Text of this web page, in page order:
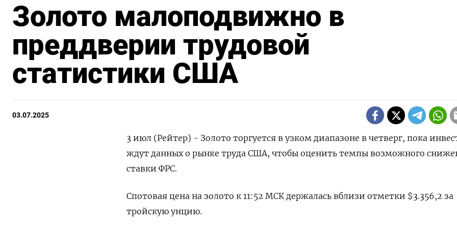
Золото малоподвижно в
преддверии трудовой
статистики США
03.07.2025
3 июл (Рейтер) - Золото торгуется в узком диапазоне в четверг, пока
ждут данных о рынке труда США, чтобы оценить темпы возможного
ставки ФРС.
Спотовая цена на золото к 11:52 МСК держалась вблизи отметки $3.356,2​ за
тройскую унцию.